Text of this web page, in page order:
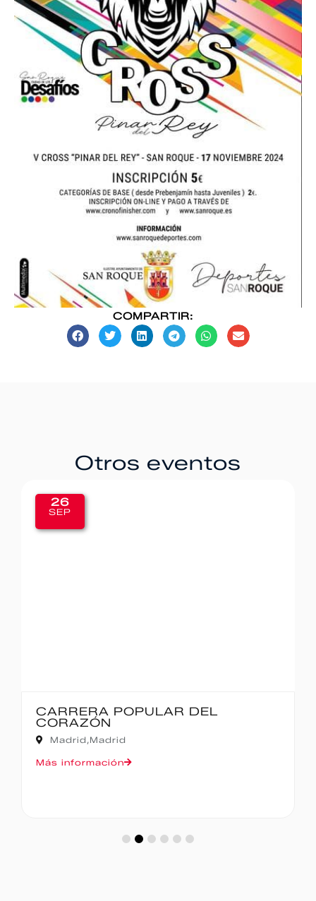
COMPARTIR:
Otros eventos
IBERCAJA MADRID CORRE POR
MADRID – 10K
Madrid,Madrid
Más información